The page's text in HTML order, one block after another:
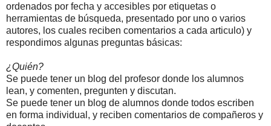
ordenados por fecha y accesibles por etiquetas o
herramientas de búsqueda, presentado por uno o varios
autores, los cuales reciben comentarios a cada articulo) y
respondimos algunas preguntas básicas:
¿Quién?
Se puede tener un blog del profesor donde los alumnos
lean, y comenten, pregunten y discutan.
Se puede tener un blog de alumnos donde todos escriben
en forma individual, y reciben comentarios de compañeros y